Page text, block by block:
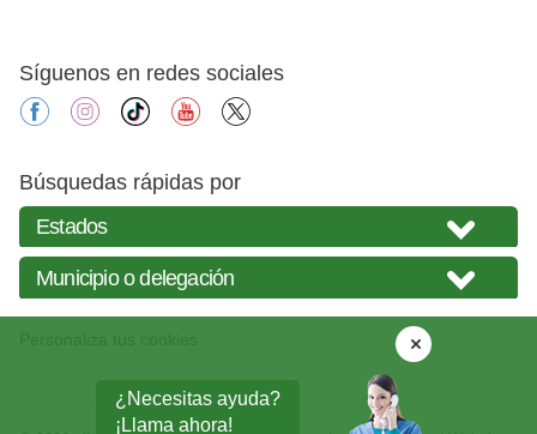
¿Necesitas ayuda?
¡Llama ahora!
Síguenos en redes sociales
facebookinstagram
tiktok youtube
Búsquedas rápidas por